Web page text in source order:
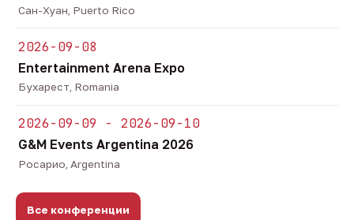
Сан-Хуан, Puerto Rico
2026-09-08
Entertainment Arena Expo
Бухарест, Romania
2026-09-09 - 2026-09-10
G&M Events Argentina 2026
Росарио, Argentina
Все конференции